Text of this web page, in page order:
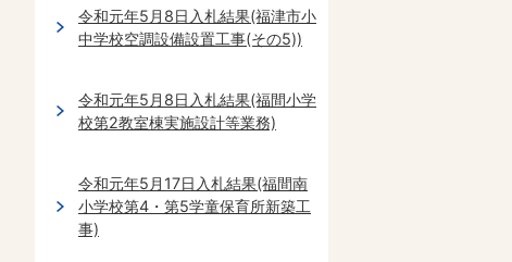
令和元年5月8日入札結果(福津市小
中学校空調設備設置工事(その5))
令和元年5月8日入札結果(福間小学
校第2教室棟実施設計等業務)
令和元年5月17日入札結果(福間南
小学校第4・第5学童保育所新築工
事)